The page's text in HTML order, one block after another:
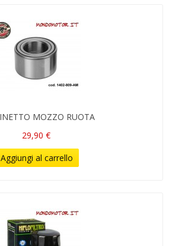
MOZZO RUOTA
29,90 €
Aggiungi al carrello